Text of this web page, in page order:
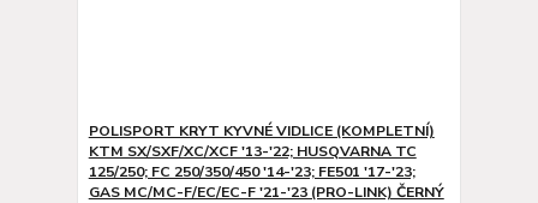
POLISPORT KRYT KYVNÉ VIDLICE (KOMPLETNÍ)
KTM SX/SXF/XC/XCF '13-'22; HUSQVARNA TC
125/250; FC 250/350/450 '14-'23; FE501 '17-'23;
GAS MC/MC-F/EC/EC-F '21-'23 (PRO-LINK) ČERNÝ